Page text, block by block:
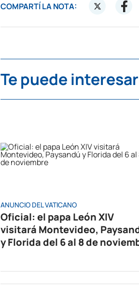
COMPARTÍ LA NOTA:
Te puede interesar
ANUNCIO DEL VATICANO
Oficial: el papa León XIV
visitará Montevideo,
y Florida del 6 al 8 de